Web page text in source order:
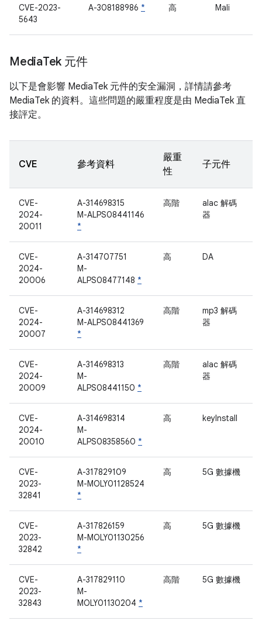
CVE-2023-
5643
A-308188986 * 高 Mali
MediaTek 元件
以下是會影響 MediaTek 元件的安全漏洞，詳情請參考
MediaTek 的資料。這些問題的嚴重程度是由 MediaTek 直
接評定。
CVE 參考資料
嚴重
性
子元件
CVE-
2024-
20011
A-314698315
M-ALPS08441146
*
高階
alac 解碼
器
CVE-
2024-
20006
A-314707751
M-
ALPS08477148 *
高 DA
CVE-
2024-
20007
A-314698312
M-ALPS08441369
*
高階
mp3 解碼
器
CVE-
2024-
20009
A-314698313
M-
ALPS08441150 *
高階
alac 解碼
器
CVE-
2024-
20010
A-314698314
M-
ALPS08358560 *
高 keyInstall
CVE-
2023-
32841
A-317829109
M-MOLY01128524
*
高 5G 數據機
CVE-
2023-
32842
A-317826159
M-MOLY01130256
*
高 5G 數據機
CVE-
2023-
32843
A-317829110
M-
MOLY01130204 *
高階 5G 數據機